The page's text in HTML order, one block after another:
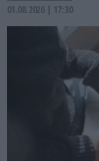
01.08.2026 | 17:30